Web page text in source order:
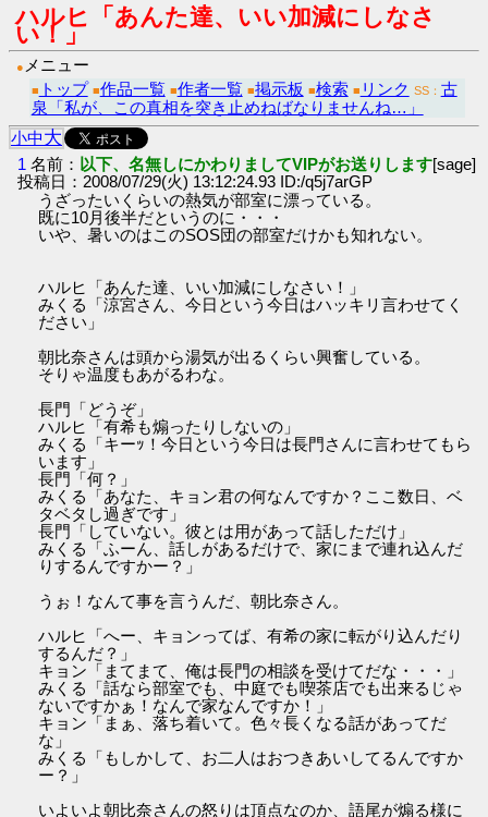
ハルヒ「あんた達、いい加減にしなさ
い！」
● メニュー
■ トップ ■作品一覧 ■作者一覧 ■掲示板 ■検索 ■ リンク SS： 古
泉「私が、この真相を突き止めねばなりませんね…」
小中大
1 名前： 以下、名無しにかわりましてVIPがお送りします[sage]
投稿日：2008/07/29(火) 13:12:24.93 ID:/q5j7arGP
うざったいくらいの熱気が部室に漂っている。
既に10月後半だというのに・・・
いや、暑いのはこのSOS団の部室だけかも知れない。
ハルヒ「あんた達、いい加減にしなさい！」
みくる「涼宮さん、今日という今日はハッキリ言わせてく
ださい」
朝比奈さんは頭から湯気が出るくらい興奮している。
そりゃ温度もあがるわな。
長門「どうぞ」
ハルヒ「有希も煽ったりしないの」
みくる「キーｯ！今日という今日は長門さんに言わせてもら
います」
長門「何？」
みくる「あなた、キョン君の何なんですか？ここ数日、ベ
タベタし過ぎです」
長門「していない。彼とは用があって話しただけ」
みくる「ふーん、話しがあるだけで、家にまで連れ込んだ
りするんですかー？」
うぉ！なんて事を言うんだ、朝比奈さん。
ハルヒ「へー、キョンってば、有希の家に転がり込んだり
するんだ？」
キョン「まてまて、俺は長門の相談を受けてだな・・・」
みくる「話なら部室でも、中庭でも喫茶店でも出来るじゃ
ないですかぁ！なんで家なんですか！」
キョン「まぁ、落ち着いて。色々長くなる話があってだ
な」
みくる「もしかして、お二人はおつきあいしてるんですか
ー？」
いよいよ朝比奈さんの怒りは頂点なのか、語尾が煽る様に